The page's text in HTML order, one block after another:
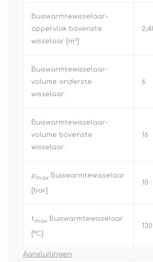
Buiswarmtewisselaar-
oppervlak bovenste
wisselaar [m²]:
Buiswarmtewisselaar-
volume onderste
wisselaar:
6
Buiswarmtewisselaar-
volume bovenste
wisselaar:
16
pmax Buiswarmtewisselaar
[bar]:
10
tmax Buiswarmtewisselaar
[°C]:
130
Aansluitingen